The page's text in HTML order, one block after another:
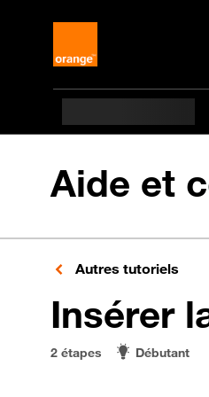
Aide et
Autres tutoriels
Insérer
2 étapes Débutant